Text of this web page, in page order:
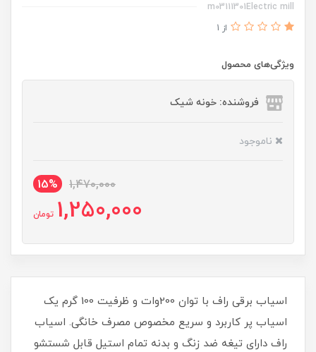
m03111301Electric mill
از 1
ویژگی‌های محصول
فروشنده: خونه شیک
ناموجود
1,470,000
15%
1,250,000 تومان
اسیاب برقی راف با توان 200وات و ظرفیت 100 گرم یک
اسیاب پر کاربرد و سریع مخصوص مصرف خانگی. اسیاب
راف دارای تیغه ضد زنگ و بدنه تمام استیل قابل شستشو